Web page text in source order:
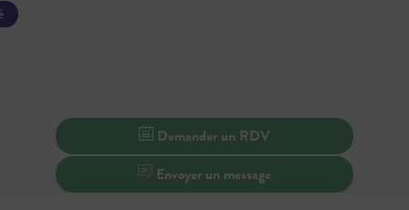
Demander un RDV
Envoyer un message